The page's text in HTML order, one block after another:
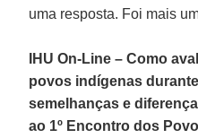
uma resposta. Foi mais
IHU On-Line – Como
povos indígenas
semelhanças e
ao 1º Encontro dos